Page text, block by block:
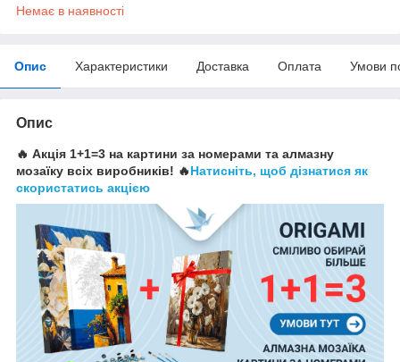
Немає в наявності
Опис Характеристики Доставка Оплата Умови
Опис
🔥 Акція 1+1=3 на картини за номерами та алмазну
мозаїку всіх виробників! 🔥Натисніть, щоб дізнатися як
скористатись акцією